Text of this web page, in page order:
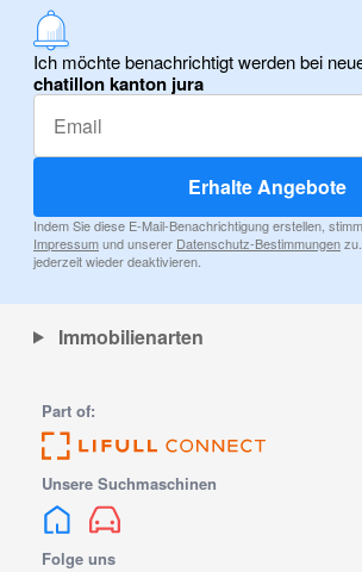
Ich möchte benachrichtigt werden bei
chatillon kanton jura
Erhalte Angebote
Indem Sie diese E-Mail-Benachrichtigung erstellen,
Impressumund unserer Datenschutz-Bestimmungen
jederzeit wieder deaktivieren.
Immobilienarten
Part of:
Unsere Suchmaschinen
Folge uns